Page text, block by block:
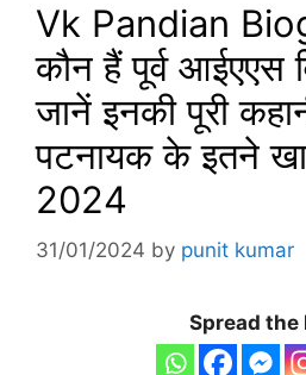
Vk Pandian
कौन हैं पूर्व आईएएस
जानें इनकी पूरी
पटनायक के इतने
2024
31/01/2024 by punit kumar
Spread the